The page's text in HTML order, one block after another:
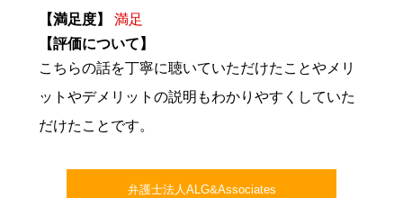
【満足度】
満足
【評価について】
こちらの話を丁寧に聴いていただけたことやメリ
ットやデメリットの説明もわかりやすくしていた
だけたことです。
弁護士法人ALG&Associates